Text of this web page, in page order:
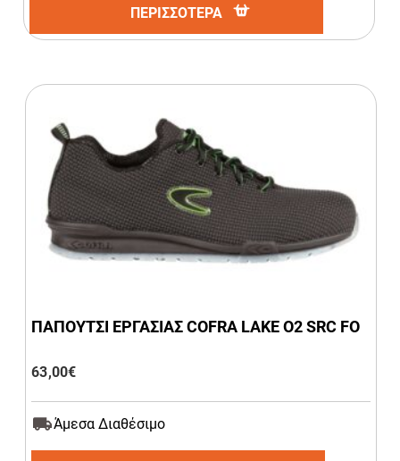
ΠΕΡΙΣΣΟΤΕΡΑ
ΠΑΠΟΥΤΣΙ ΕΡΓΑΣΙΑΣ COFRA LAKE O2 SRC FO
63,00€
Άμεσα Διαθέσιμο